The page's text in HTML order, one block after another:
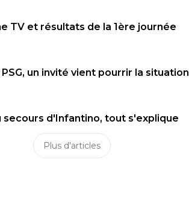
TV et résultats de la 1ère journée
un invité vient pourrir la situation
secours d'Infantino, tout s'explique
Plus d'articles